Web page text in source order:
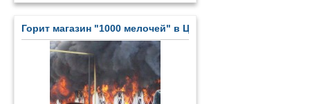
Горит магазин "1000 мелочей" в Цыгановке - 2